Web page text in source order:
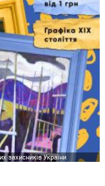
захисників України